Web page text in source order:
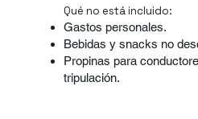
Qué no está incluido:
Gastos personales.
Bebidas y snacks no
Propinas para
tripulación.